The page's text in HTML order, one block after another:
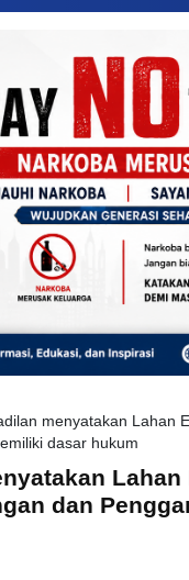
menyatakan Lahan
dasar hukum
Lahan
dan